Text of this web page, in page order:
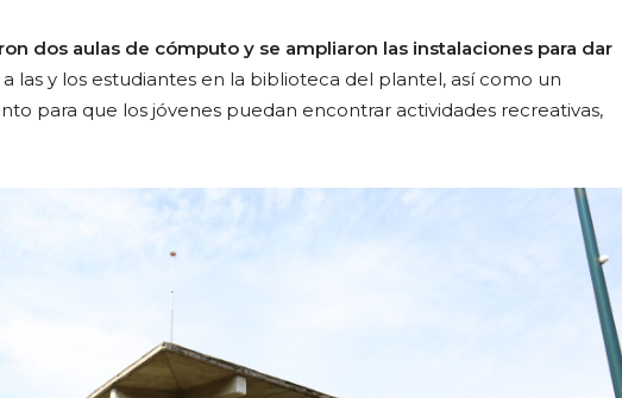
dos aulas de cómputo y se ampliaron las instalaciones para dar
a las y los estudiantes en la biblioteca del plantel, así como un
para que los jóvenes puedan encontrar actividades recreativas,